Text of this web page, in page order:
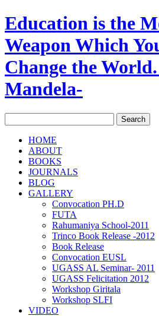
Education is the
Weapon Which
Change the
Mandela-
HOME
ABOUT
BOOKS
JOURNALS
BLOG
GALLERY
Convocation PH.D
FUTA
Rahumaniya School-2011
Trinco Book Release -2012
Book Release
Convocation EUSL
UGASS AL Seminar- 2011
UGASS Felicitation 2012
Workshop Giritala
Workshop SLFI
VIDEO